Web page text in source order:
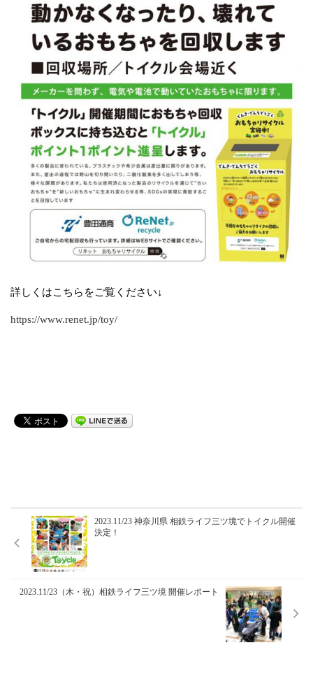
詳しくはこちらをご覧ください↓
https://www.renet.jp/toy/
2023.11/23 神奈川県 相鉄ライフ三ツ境でトイクル開催
決定！
2023.11/23（木・祝）相鉄ライフ三ツ境 開催レポート